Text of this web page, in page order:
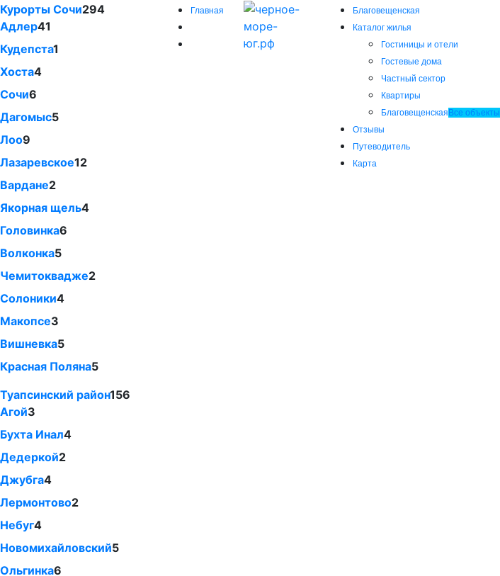
Курорты Сочи294
Адлер41
Кудепста1
Хоста4
Сочи6
Дагомыс5
Лоо9
Лазаревское12
Вардане2
Якорная щель4
Головинка6
Волконка5
Чемитоквадже2
Солоники4
Макопсе3
Вишневка5
Красная Поляна5
Туапсинский район156
Агой3
Бухта Инал4
Дедеркой2
Джубга4
Лермонтово2
Небуг4
Новомихайловский5
Ольгинка6
Главная
Благовещенская
Каталог жилья
Гостиницы и отели
Гостевые дома
Частный сектор
Квартиры
Благовещенская Все объекты
Отзывы
Путеводитель
Карта